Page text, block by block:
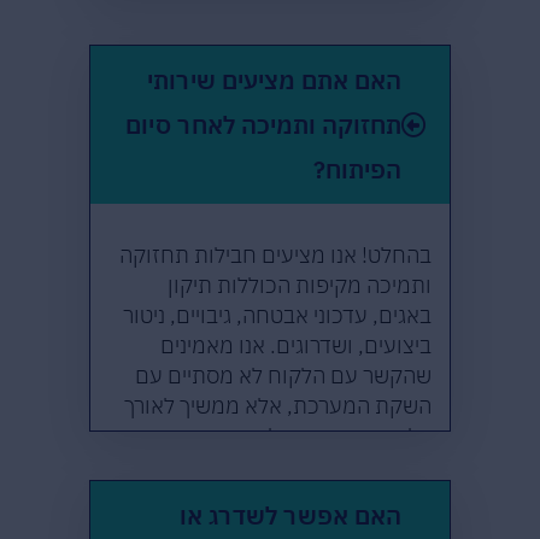
תקופתיים. כל הפתרונות שלנו
מפותחים בהתאם לתקני אבטחה
רגולטוריות כמו GDPR או תקנות הגנת
הפרטיות הישראליות.
האם אתם מציעים שירותי
תחזוקה ותמיכה לאחר סיום
הפיתוח?
בהחלט! אנו מציעים חבילות תחזוקה
ותמיכה מקיפות הכוללות תיקון
באגים, עדכוני אבטחה, גיבויים, ניטור
ביצועים, ושדרוגים. אנו מאמינים
שהקשר עם הלקוח לא מסתיים עם
השקת המערכת, אלא ממשיך לאורך
כל חיי המוצר כדי להבטיח שהוא
האם אפשר לשדרג או